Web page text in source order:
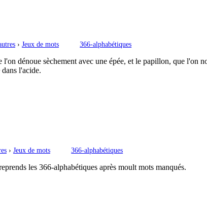
› Jeux de mots 366-alphabétiques
dénoue sèchement avec une épée, et le papillon, que l'on
l'acide.
› Jeux de mots 366-alphabétiques
les 366-alphabétiques après moult mots manqués.